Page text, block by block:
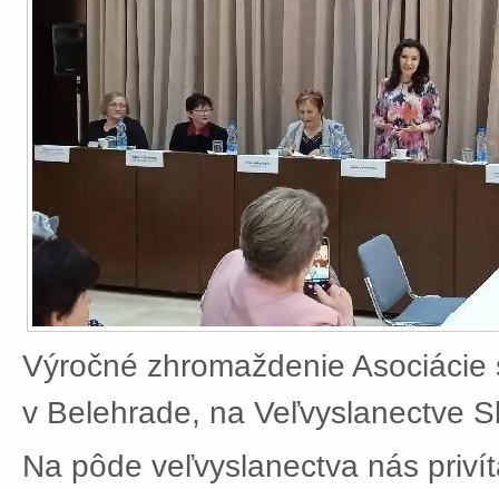
Výročné zhromaždenie
v Belehrade, na Veľvyslanectve
Na pôde veľvyslanectva nás